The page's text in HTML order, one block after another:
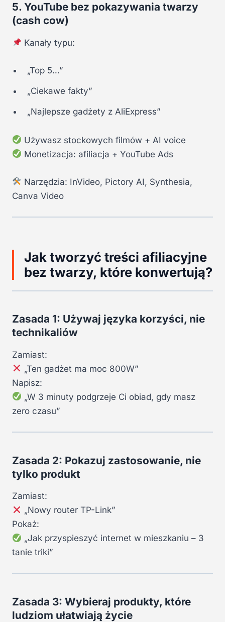
5. YouTube bez pokazywania twarzy
(cash cow)
Kanały typu:
„Top 5…”
„Ciekawe fakty”
„Najlepsze gadżety z AliExpress”
Używasz stockowych filmów + AI voice
Monetizacja: afiliacja + YouTube Ads
Narzędzia: InVideo, Pictory AI, Synthesia,
Canva Video
Jak tworzyć treści afiliacyjne
bez twarzy, które konwertują?
Zasada 1: Używaj języka korzyści, nie
technikaliów
Zamiast:
„Ten gadżet ma moc 800W”
Napisz:
„W 3 minuty podgrzeje Ci obiad, gdy masz
zero czasu”
Zasada 2: Pokazuj zastosowanie, nie
tylko produkt
Zamiast:
„Nowy router TP-Link”
Pokaż:
„Jak przyspieszyć internet w mieszkaniu – 3
tanie triki”
Zasada 3: Wybieraj produkty, które
ludziom ułatwiają życie